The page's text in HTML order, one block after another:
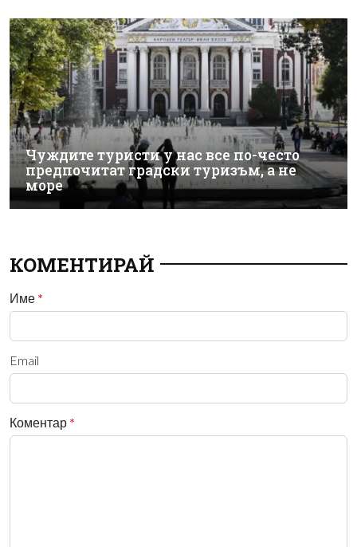
Чуждите туристи у нас все по-често
предпочитат градски туризъм, а не
море
КОМЕНТИРАЙ
Име *
Email
Коментар *